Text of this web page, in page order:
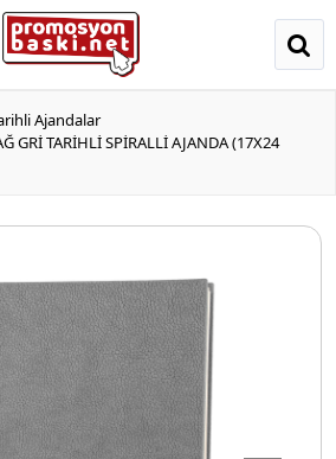
Ajandalar
GRİ TARİHLİ SPİRALLİ AJANDA (17X24